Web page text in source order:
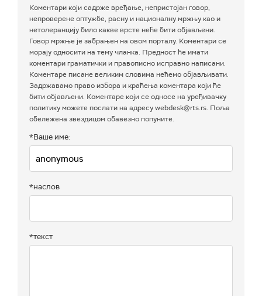
Коментари који садрже вређање, непристојан говор,
непроверене оптужбе, расну и националну мржњу као и
нетолеранцију било какве врсте неће бити објављени.
Говор мржње је забрањен на овом порталу. Коментари се
морају односити на тему чланка. Предност ће имати
коментари граматички и правописно исправно написани.
Коментаре писане великим словима нећемо објављивати.
Задржавамо право избора и краћења коментара који ће
бити објављени. Коментаре који се односе на уређивачку
политику можете послати на адресу webdesk@rts.rs. Поља
обележена звездицом обавезно попуните.
*Ваше име:
*наслов
*текст